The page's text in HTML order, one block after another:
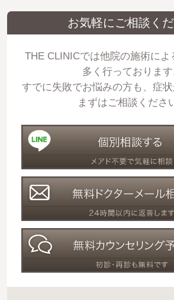
お気軽にご相談く
THE CLINICでは他院の施術によ
多く行っております
すでに失敗でお悩みの方も、症
まずはご相談くださ